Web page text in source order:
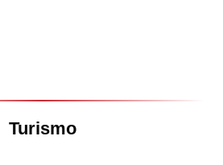
Turismo